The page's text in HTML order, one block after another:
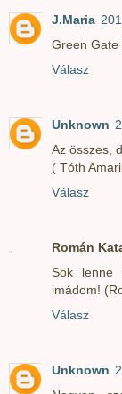
J.Maria
Green Gate
Válasz
Unknown
Az összes,
( Tóth
Válasz
Román
Sok lenne
imádom!
Válasz
Unknown